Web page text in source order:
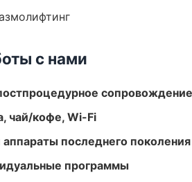
с нами
сопровождение
чай/кофе, Wi-Fi
последнего поколения
программы